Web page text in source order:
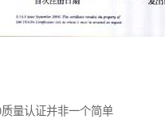
量认证并非一个简单